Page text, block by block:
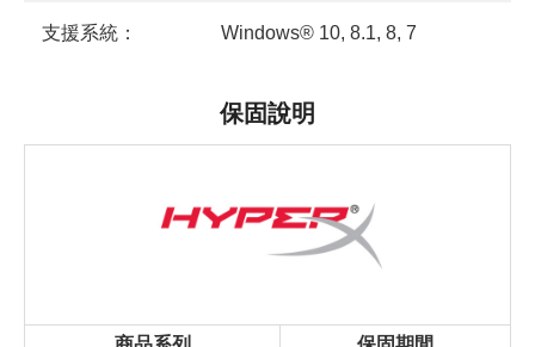
支援系統： Windows® 10, 8.1, 8, 7
保固說明